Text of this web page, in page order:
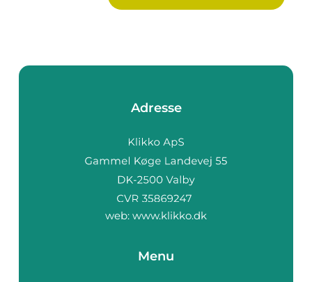
Adresse
web: www.klikko.dk
Menu